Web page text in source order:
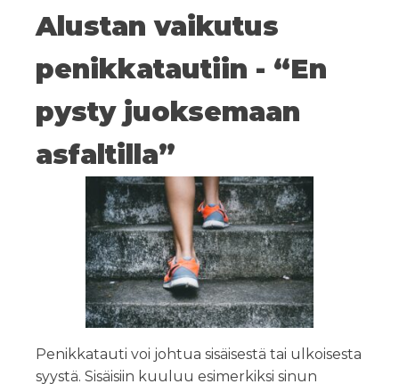
Alustan vaikutus
penikkatautiin - “En
pysty juoksemaan
asfaltilla”
Penikkatauti voi johtua sisäisestä tai ulkoisesta
syystä. Sisäisiin kuuluu esimerkiksi sinun